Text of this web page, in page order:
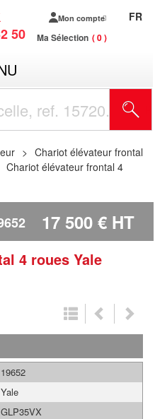
50
Mon compte
Ma Sélection 0
FR
Chariot élévateur frontal
Chariot élévateur frontal 4
17 500 € HT
4 roues Yale
19652
Yale
GLP35VX